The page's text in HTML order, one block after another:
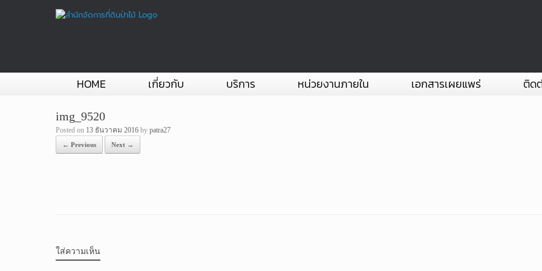
HOME เกี่ยวกับ บริการ หน่วยงานภายใน เอกสารเผยแพร่ ติด
img_9520
Posted on 13 ธันวาคม 2016 by patra27
← Previous Next →
ใส่ความเห็น